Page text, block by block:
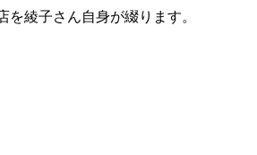
綾子さん自身が綴ります。